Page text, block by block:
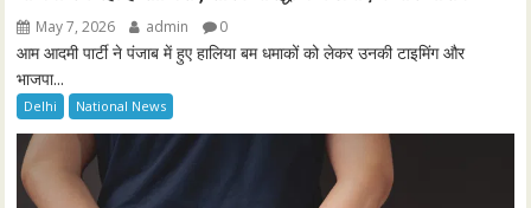
May 7, 2026 admin 0
आम आदमी पार्टी ने पंजाब में हुए हालिया बम धमाकों को लेकर उनकी टाइमिंग और
भाजपा...
Delhi National News